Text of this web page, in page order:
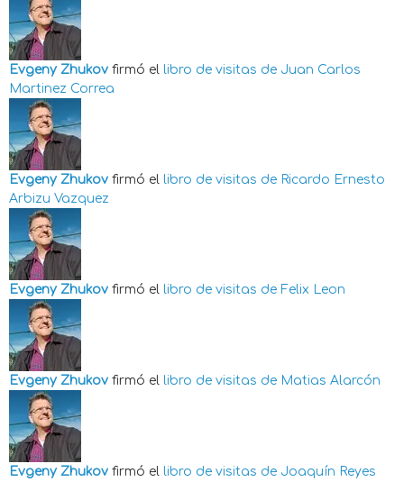
Evgeny Zhukov firmó el libro de visitas de Juan Carlos
Martinez Correa
Evgeny Zhukov firmó el libro de visitas de Ricardo Ernesto
Arbizu Vazquez
Evgeny Zhukov firmó el libro de visitas de Felix Leon
Evgeny Zhukov firmó el libro de visitas de Matias Alarcón
Evgeny Zhukov firmó el libro de visitas de Joaquín Reyes